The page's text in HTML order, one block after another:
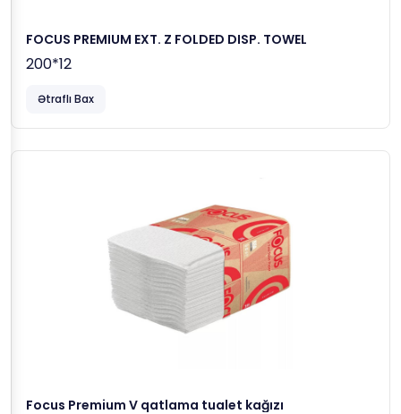
FOCUS PREMIUM EXT. Z FOLDED DISP. TOWEL
200*12
Ətraflı Bax
Focus Premium V qatlama tualet kağızı